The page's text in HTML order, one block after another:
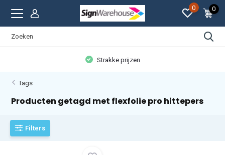
0 0
Strakke prijzen
Tags
Producten getagd met flexfolie pro hittepers
Filters